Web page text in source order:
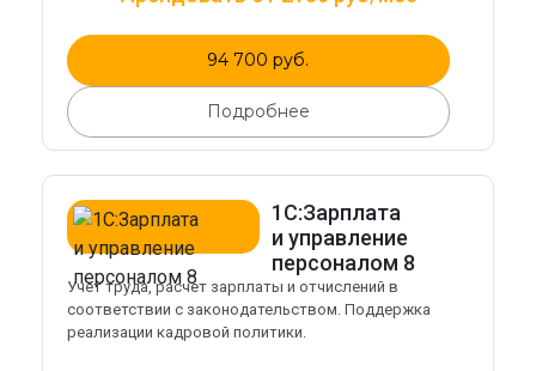
94 700 руб.
Подробнее
1С:Зарплата
и управление
персоналом 8
Учет труда, расчет зарплаты и отчислений в
соответствии с законодательством. Поддержка
реализации кадровой политики.